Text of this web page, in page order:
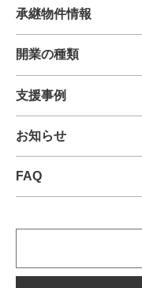
各種リース
分院・サテライト展開
サポート担当について
運営会社について
開業のメリット・デ
開業までの流れに
開業までの全体ス
開業医の年収
外来医師多数区域
承継物件情報
開業の種類
新規開業支援
クリニックの承継・受
支援事例
お知らせ
FAQ